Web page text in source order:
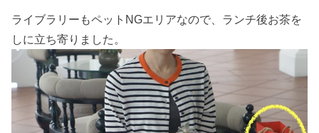
ライブラリーもペットNGエリアなので、ランチ後お茶を
しに立ち寄りました。